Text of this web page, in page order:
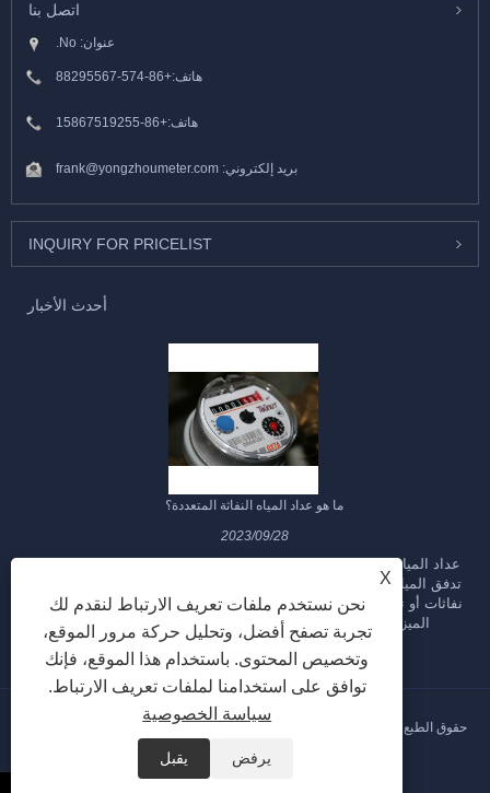
اتصل بنا
عنوان: No.
هاتف:+86-574-88295567
هاتف:+86-15867519255
بريد إلكتروني: frank@yongzhoumeter.com
INQUIRY FOR PRICELIST
أحدث الأخبار
ما هو عداد المياه النفاثة المتعددة؟
2023/09/28
عداد المياه متعدد النفاثات هو نوع من عدادات المياه المصممة لقياس
تدفق المياه عبر خط الأنابيب. يطلق عليه "متعدد النفاثات" لأنه يستخدم
نفاثات أو تيارات مائية متعددة لقياس معدل تدفق المياه. فيما يلي بعض
الميزات والخصائص الرئيسية لمقياس المياه متعدد النفاثات:
الحقوق محفوظة
X
نحن نستخدم ملفات تعريف الارتباط لنقدم لك
تجربة تصفح أفضل، وتحليل حركة مرور الموقع،
وتخصيص المحتوى. باستخدام هذا الموقع، فإنك
توافق على استخدامنا لملفات تعريف الارتباط.
سياسة الخصوصية
يرفض يقبل